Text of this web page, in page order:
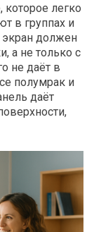
которое легко
в группах и
экран должен
а не только с
не даёт в
полумрак и
даёт